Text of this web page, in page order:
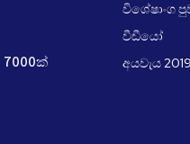
විශේෂාංග
වීඩීයෝ
අයවැය 2019